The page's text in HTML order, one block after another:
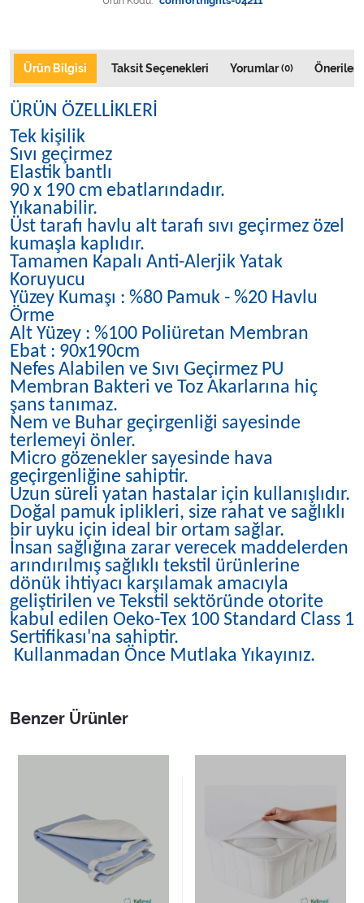
Ürün Bilgisi Taksit Seçenekleri Yorumlar(0)
ÜRÜN ÖZELLİKLERİ
Tek kişilik
Sıvı geçirmez
Elastik bantlı
90 x 190 cm ebatlarındadır.
Yıkanabilir.
Üst tarafı havlu alt tarafı sıvı geçirmez özel
kumaşla kaplıdır.
Tamamen Kapalı Anti-Alerjik Yatak
Koruyucu
Yüzey Kumaşı : %80 Pamuk - %20 Havlu
Örme
Alt Yüzey : %100 Poliüretan Membran
Ebat : 90x190cm
Nefes Alabilen ve Sıvı Geçirmez PU
Membran Bakteri ve Toz Akarlarına hiç
şans tanımaz.
Nem ve Buhar geçirgenliği sayesinde
terlemeyi önler.
Micro gözenekler sayesinde hava
geçirgenliğine sahiptir.
Uzun süreli yatan hastalar için kullanışlıdır.
Doğal pamuk iplikleri, size rahat ve sağlıklı
bir uyku için ideal bir ortam sağlar.
İnsan sağlığına zarar verecek maddelerden
arındırılmış sağlıklı tekstil ürünlerine
dönük ihtiyacı karşılamak amacıyla
geliştirilen ve Tekstil sektöründe otorite
kabul edilen Oeko-Tex 100 Standard Class 1
Sertifikası'na sahiptir.
Kullanmadan Önce Mutlaka Yıkayınız.
Benzer Ürünler